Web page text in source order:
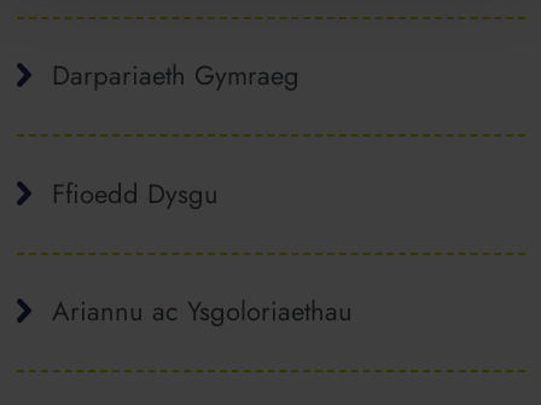
Darpariaeth Gymraeg
Ffioedd Dysgu
Ariannu ac Ysgoloriaethau